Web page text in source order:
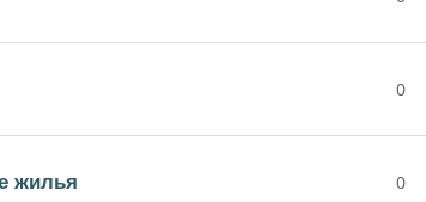
0
жилья 0